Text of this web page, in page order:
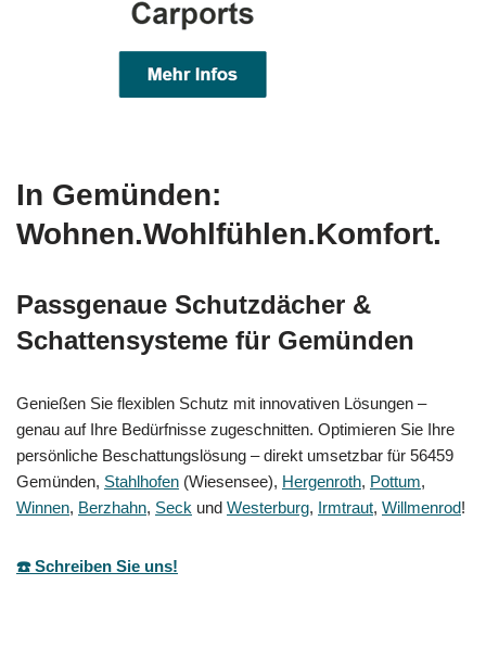
In Gemünden:
Wohnen.Wohlfühlen.Komfort.
Passgenaue Schutzdächer &
Schattensysteme für Gemünden
Genießen Sie flexiblen Schutz mit innovativen Lösungen –
genau auf Ihre Bedürfnisse zugeschnitten. Optimieren Sie Ihre
persönliche Beschattungslösung – direkt umsetzbar für 56459
Gemünden, Stahlhofen (Wiesensee), Hergenroth, Pottum,
Winnen, Berzhahn, Seck und Westerburg, Irmtraut, Willmenrod!
☎️ Schreiben Sie uns!